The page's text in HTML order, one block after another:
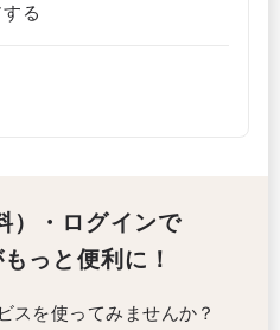
る
）・ログインで
っと便利に！
スを使ってみませんか？